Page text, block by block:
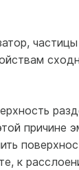
причине
к